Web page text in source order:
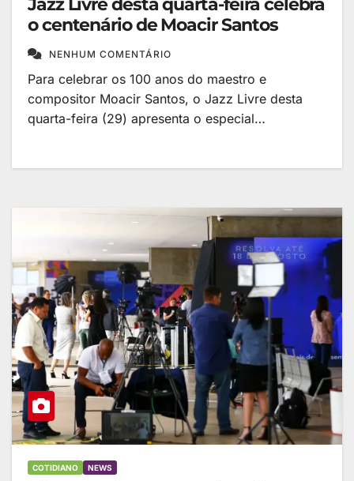
Jazz Livre desta quarta-feira celebra
o centenário de Moacir Santos
NENHUM COMENTÁRIO
Para celebrar os 100 anos do maestro e
compositor Moacir Santos, o Jazz Livre desta
quarta-feira (29) apresenta o especial…
COTIDIANO NEWS